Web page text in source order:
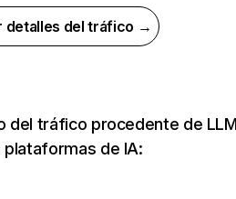
detalles del tráfico →
del tráfico procedente de
de IA: